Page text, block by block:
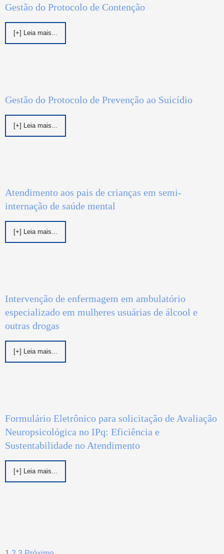
Gestão do Protocolo de Contenção
[+] Leia mais...
Gestão do Protocolo de Prevenção ao Suicídio
[+] Leia mais...
Atendimento aos pais de crianças em semi-
internação de saúde mental
[+] Leia mais...
Intervenção de enfermagem em ambulatório
especializado em mulheres usuárias de álcool e
outras drogas
[+] Leia mais...
Formulário Eletrônico para solicitação de Avaliação
Neuropsicológica no IPq: Eficiência e
Sustentabilidade no Atendimento
[+] Leia mais...